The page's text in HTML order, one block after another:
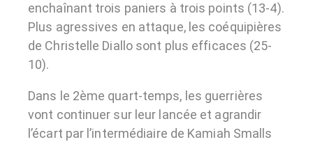
enchaînant trois paniers à trois points (13-4).
Plus agressives en attaque, les coéquipières
de Christelle Diallo sont plus efficaces (25-
10).
Dans le 2ème quart-temps, les guerrières
vont continuer sur leur lancée et agrandir
l’écart par l’intermédiaire de Kamiah Smalls